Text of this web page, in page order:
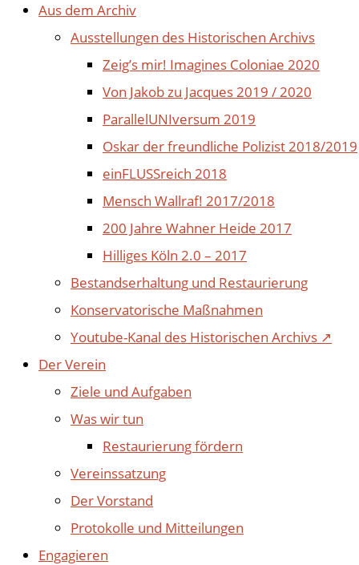
Aus dem Archiv
Ausstellungen des Historischen Archivs
Zeig’s mir! Imagines Coloniae 2020
Von Jakob zu Jacques 2019 / 2020
ParallelUNIversum 2019
Oskar der freundliche Polizist 2018/2019
einFLUSSreich 2018
Mensch Wallraf! 2017/2018
200 Jahre Wahner Heide 2017
Hilliges Köln 2.0 – 2017
Bestandserhaltung und Restaurierung
Konservatorische Maßnahmen
Youtube-Kanal des Historischen Archivs ↗
Der Verein
Ziele und Aufgaben
Was wir tun
Restaurierung fördern
Vereinssatzung
Der Vorstand
Protokolle und Mitteilungen
Engagieren